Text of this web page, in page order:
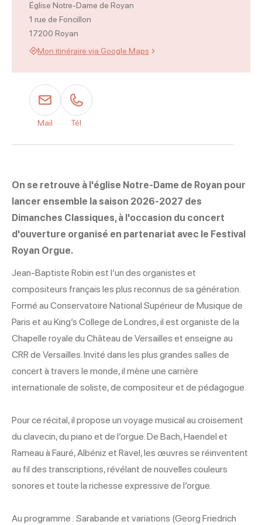
On se retrouve à l'église Notre-Dame de Royan pour
lancer ensemble la saison 2026-2027 des
Dimanches Classiques, à l'occasion du concert
d'ouverture organisé en partenariat avec le Festival
Royan Orgue.
Jean-Baptiste Robin est l’un des organistes et
compositeurs français les plus reconnus de sa génération.
Formé au Conservatoire National Supérieur de Musique de
Paris et au King’s College de Londres, il est organiste de la
Chapelle royale du Château de Versailles et enseigne au
CRR de Versailles. Invité dans les plus grandes salles de
concert à travers le monde, il mène une carrière
internationale de soliste, de compositeur et de pédagogue.
Pour ce récital, il propose un voyage musical au croisement
du clavecin, du piano et de l’orgue. De Bach, Haendel et
Rameau à Fauré, Albéniz et Ravel, les œuvres se réinventent
au fil des transcriptions, révélant de nouvelles couleurs
sonores et toute la richesse expressive de l’orgue.
Au programme : Sarabande et variations (Georg Friedrich
Église Notre-Dame de Royan
1 rue de Foncillon
17200 Royan
Mon itinéraire via Google Maps
Mail Tél.